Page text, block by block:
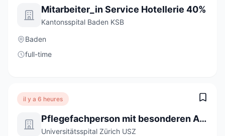
Mitarbeiter_in Service Hotellerie 40%
Kantonsspital Baden KSB
Baden
full-time
il y a 6 heures
Pflegefachperson mit besonderen Aufgaben in der Bildung 80-100 %
Universitätsspital Zürich USZ